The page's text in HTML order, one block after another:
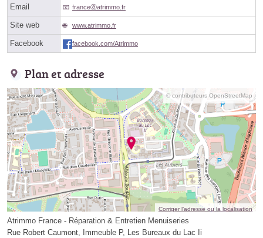
Email franceⓐatrimmo.fr
Site web www.atrimmo.fr
Facebook facebook.com/Atrimmo
Plan et adresse
© contributeurs OpenStreetMap
Corriger l’adresse ou la localisation
Atrimmo France - Réparation & Entretien Menuiseries
Rue Robert Caumont, Immeuble P, Les Bureaux du Lac Ii